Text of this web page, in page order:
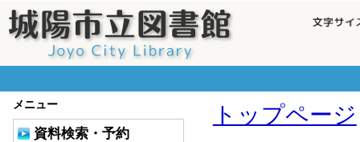
トップページ
メニュー
資料検索・予約